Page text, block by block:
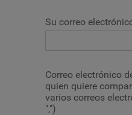
Su correo
Correo electrónico
quien quiere
varios correos
",")